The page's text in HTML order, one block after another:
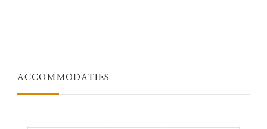
ACCOMMODATIES